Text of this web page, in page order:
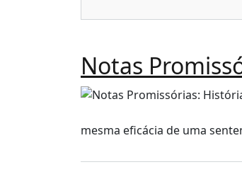
Notas
mesma eficácia de uma